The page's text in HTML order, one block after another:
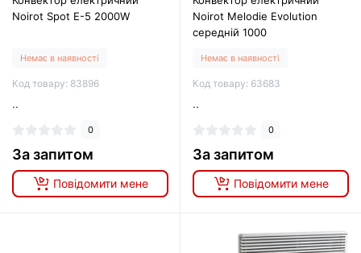
Noirot Spot E-5 2000W
Немає в наявності
Код товару: 83896
..
0
За запитом
Повідомити мене
Noirot Melodie Evolution
середній 1000
Немає в наявності
Код товару: 63683
..
0
За запитом
Повідомити мене